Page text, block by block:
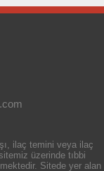
ilaç temini veya ilaç
üzerinde tıbbi
Sitede yer alan